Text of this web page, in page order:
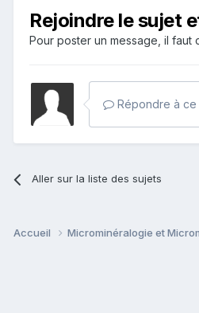
Rejoindre le sujet
Pour poster un message, il faut
Répondre à
Aller sur la liste des sujets
Accueil Microminéralogie et